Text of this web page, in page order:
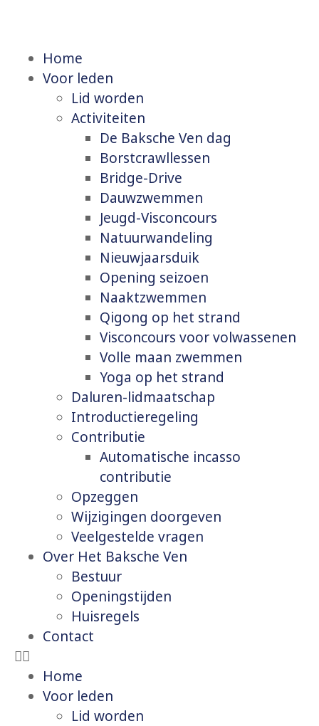
Home
Voor leden
Lid worden
Activiteiten
De Baksche Ven dag
Borstcrawllessen
Bridge-Drive
Dauwzwemmen
Jeugd-Visconcours
Natuurwandeling
Nieuwjaarsduik
Opening seizoen
Naaktzwemmen
Qigong op het strand
Visconcours voor volwassenen
Volle maan zwemmen
Yoga op het strand
Daluren-lidmaatschap
Introductieregeling
Contributie
Automatische incasso
contributie
Opzeggen
Wijzigingen doorgeven
Veelgestelde vragen
Over Het Baksche Ven
Bestuur
Openingstijden
Huisregels
Contact
Home
Voor leden
Lid worden